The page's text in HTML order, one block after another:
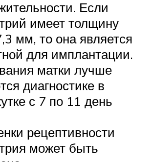
Если
имеет толщину
мм, то она является
для имплантации.
матки лучше
диагностике в
с 7 по 11 день
рецептивности
может быть